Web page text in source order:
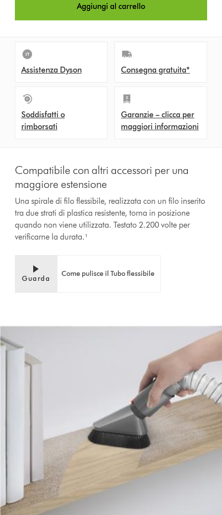
Aggiungi al carrello
Assistenza Dyson Consegna gratuita*
Soddisfatti o
rimborsati
Garanzie – clicca per
maggiori informazioni
Compatibile con altri accessori per una
maggiore estensione
Una spirale di filo flessibile, realizzata con un filo inserito
tra due strati di plastica resistente, torna in posizione
quando non viene utilizzata. Testato 2.200 volte per
verificarne la durata.¹
Guarda
Come pulisce il Tubo flessibile